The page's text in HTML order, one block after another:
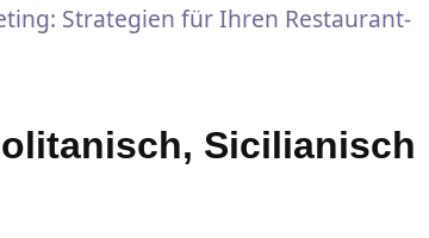
Strategien für Ihren Restaurant-
Sicilianisch